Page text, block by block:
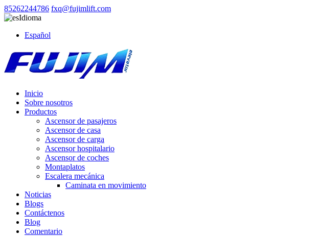
85262244786 fxq@fujimlift.com
Idioma
Español
Inicio
Sobre nosotros
Productos
Ascensor de pasajeros
Ascensor de casa
Ascensor de carga
Ascensor hospitalario
Ascensor de coches
Montaplatos
Escalera mecánica
Caminata en movimiento
Noticias
Blogs
Contáctenos
Blog
Comentario